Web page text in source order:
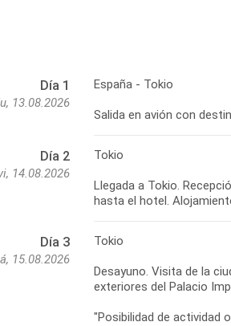
Día 1
13.08.2026
España - Tokio
Salida en avión con
Día 2
14.08.2026
Tokio
Llegada a Tokio.
hasta el hotel.
Día 3
15.08.2026
Tokio
Desayuno. Visita de la
exteriores del Palacio
"Posibilidad de actividad